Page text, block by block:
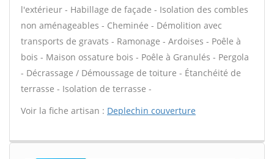
l'extérieur - Habillage de façade - Isolation des combles
non aménageables - Cheminée - Démolition avec
transports de gravats - Ramonage - Ardoises - Poêle à
bois - Maison ossature bois - Poêle à Granulés - Pergola
- Décrassage / Démoussage de toiture - Étanchéité de
terrasse - Isolation de terrasse -
Voir la fiche artisan : Deplechin couverture